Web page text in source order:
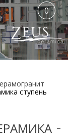
0
ступень